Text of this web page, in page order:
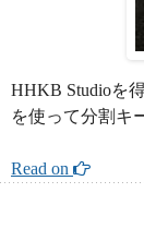
HHKB Studioを
を使って分割キ
Read on